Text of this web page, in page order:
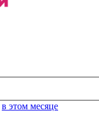
в этом месяце